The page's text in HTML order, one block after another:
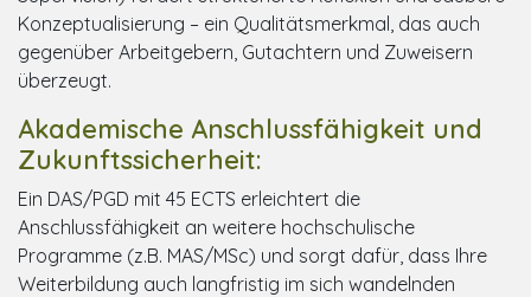
Konzeptualisierung – ein Qualitätsmerkmal, das auch
gegenüber Arbeitgebern, Gutachtern und Zuweisern
überzeugt.
Akademische Anschlussfähigkeit und
Zukunftssicherheit:
Ein DAS/PGD mit 45 ECTS erleichtert die
Anschlussfähigkeit an weitere hochschulische
Programme (z.B. MAS/MSc) und sorgt dafür, dass Ihre
Weiterbildung auch langfristig im sich wandelnden